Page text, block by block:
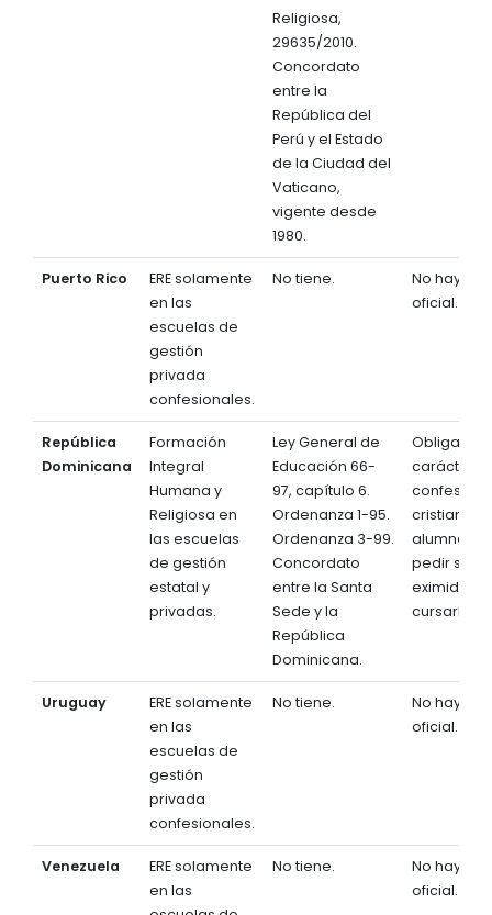
Religiosa,
29635/2010.
Concordato
entre la
República del
Perú y el Estado
de la Ciudad del
Vaticano,
vigente desde
1980.
Puerto Rico
ERE solamente
en las
escuelas de
gestión
privada
confesionales.
No tiene.
No hay a
oficial.
República
Dominicana
Formación
Integral
Humana y
Religiosa en
las escuelas
de gestión
estatal y
privadas.
Ley General de
Educación 66-
97, capítulo 6.
Ordenanza 1-95.
Ordenanza 3-99.
Concordato
entre la Santa
Sede y la
República
Dominicana.
carácter
cristiano.
alumnos
pedir ser
eximidos
cursarla.
Uruguay
ERE solamente
en las
escuelas de
gestión
privada
confesionales.
No tiene.
No hay a
oficial.
Venezuela
ERE solamente
en las
No tiene.
No hay a
oficial.